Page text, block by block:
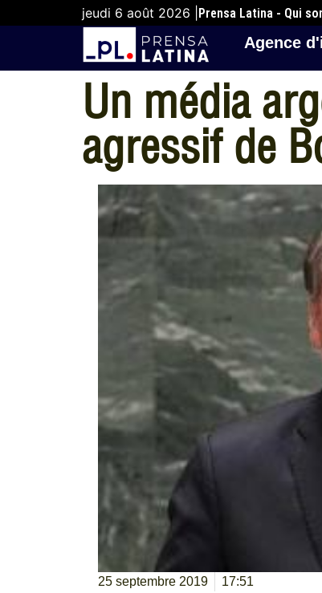
jeudi 6 août 2026 | Prensa Latina - Qui
Agence
Un média
agressif de
25 septembre 2019 17:51